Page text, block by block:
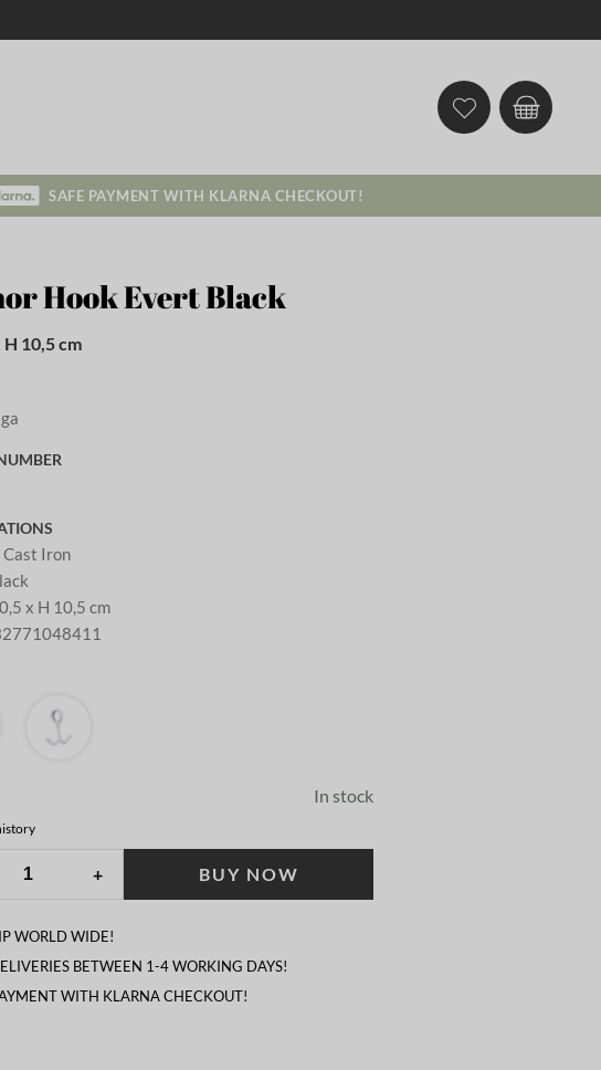
SAFE PAYMENT WITH KLARNA CHECKOUT!
Hook Evert Black
10,5 cm
Cast Iron
x H 10,5 cm
In stock
+ BUY NOW
WORLD WIDE!
BETWEEN 1-4 WORKING DAYS!
WITH KLARNA CHECKOUT!